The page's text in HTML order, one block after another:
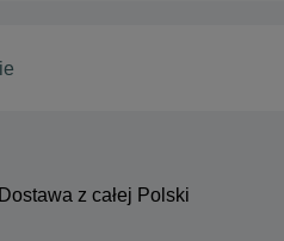
Dostawa z całej Polski